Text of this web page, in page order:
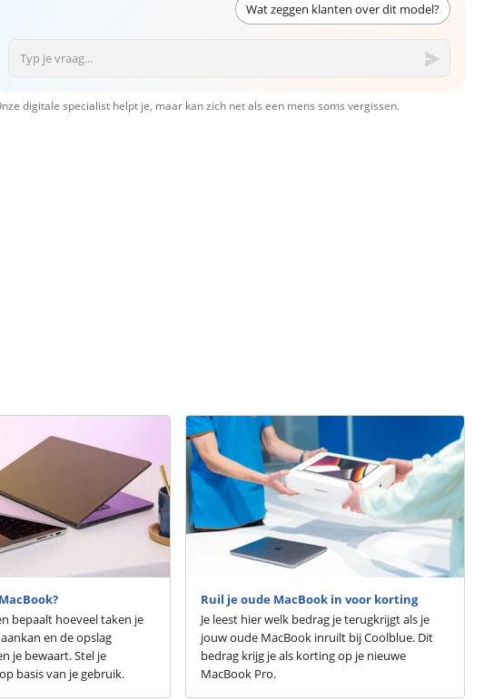
Wat zeggen klanten over dit model?
digitale specialist helpt je, maar kan zich net als een mens soms vergissen.
bepaalt hoeveel taken je
en de opslag
je bewaart. Stel je
basis van je gebruik.
Ruil je oude MacBook in voor korting
Je leest hier welk bedrag je terugkrijgt als je
jouw oude MacBook inruilt bij Coolblue. Dit
bedrag krijg je als korting op je nieuwe
MacBook Pro.